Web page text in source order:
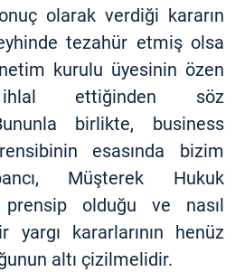
olarak verdiği kararın
tezahür etmiş olsa
kurulu üyesinin özen
ihlal ettiğinden söz
birlikte, business
esasında bizim
Müşterek Hukuk
olduğu ve nasıl
yargı kararlarının henüz
altı çizilmelidir.